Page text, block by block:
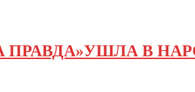
ПРАВДА»УШЛА В